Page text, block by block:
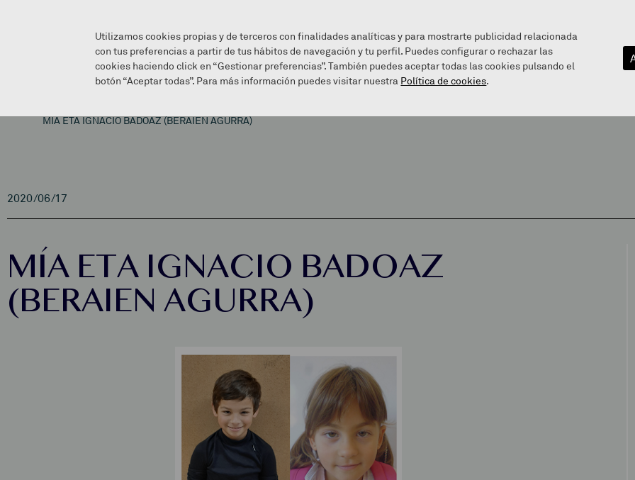
EZAGUTU GAITZAZU INFOGUNEA BALEAREN BIDEA
MÍA ETA IGNACIO BADOAZ (BERAIEN AGURRA)
2020/06/17
MÍA ETA IGNACIO BADOAZ
(BERAIEN AGURRA)
Utilizamos cookies propias y de terceros con finalidades analíticas y para mostrarte publicidad relacionada
con tus preferencias a partir de tus hábitos de navegación y tu perfil. Puedes configurar o rechazar las
cookies haciendo click en “Gestionar preferencias”. También puedes aceptar todas las cookies pulsando el
botón “Aceptar todas”. Para más información puedes visitar nuestra Política de cookies.